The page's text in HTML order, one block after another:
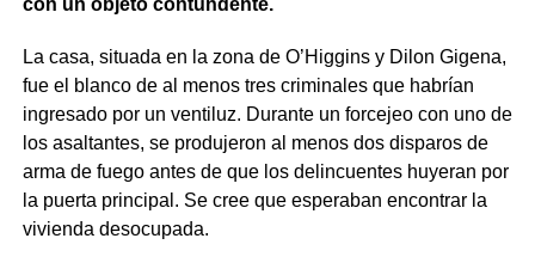
La casa, situada en la zona de O’Higgins y Dilon Gigena,
fue el blanco de al menos tres criminales que habrían
ingresado por un ventiluz. Durante un forcejeo con uno de
los asaltantes, se produjeron al menos dos disparos de
arma de fuego antes de que los delincuentes huyeran por
la puerta principal. Se cree que esperaban encontrar la
vivienda desocupada.